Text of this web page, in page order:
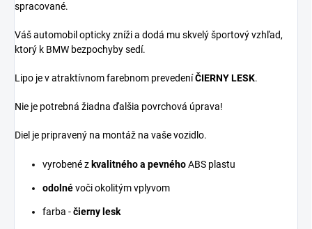
spracované.
Váš automobil opticky zníži a dodá mu skvelý športový vzhľad,
ktorý k BMW bezpochyby sedí.
Lipo je v atraktívnom farebnom prevedeníČIERNY LESK.
Nie je potrebná žiadna ďalšia povrchová úprava!
Diel je pripravený na montáž na vaše vozidlo.
vyrobené z kvalitného a pevnéhoABS plastu
odolnévoči okolitým vplyvom
farba -čierny lesk